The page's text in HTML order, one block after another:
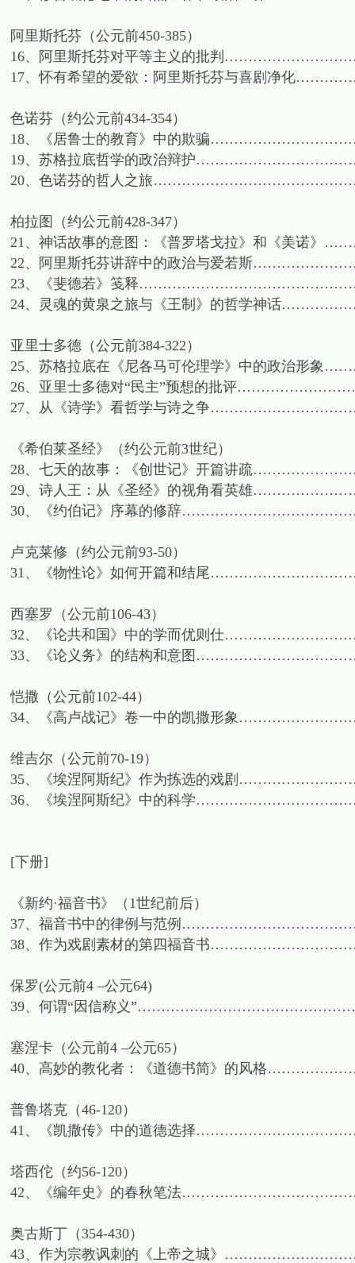
阿里斯托芬（公元前450-385）
16、阿里斯托芬对平等主义的批判
17、怀有希望的爱欲：阿里斯托芬与喜剧净化
色诺芬（约公元前434-354）
18、《居鲁士的教育》中的欺骗
19、苏格拉底哲学的政治辩护
20、色诺芬的哲人之旅
柏拉图（约公元前428-347）
21、神话故事的意图：《普罗塔戈拉》和《美
22、阿里斯托芬讲辞中的政治与爱若斯
23、《斐德若》笺释
24、灵魂的黄泉之旅与《王制》的哲学神话
亚里士多德（公元前384-322）
25、苏格拉底在《尼各马可伦理学》中的政治形
26、亚里士多德对“民主”预想的批评
27、从《诗学》看哲学与诗之争
《希伯莱圣经》（约公元前3世纪）
28、七天的故事：《创世记》开篇讲疏
29、诗人王：从《圣经》的视角看英雄
30、《约伯记》序幕的修辞
卢克莱修（约公元前93-50）
31、《物性论》如何开篇和结尾
西塞罗（公元前106-43）
32、《论共和国》中的学而优则仕
33、《论义务》的结构和意图
恺撒（公元前102-44）
34、《高卢战记》卷一中的凯撒形象
维吉尔（公元前70-19）
35、《埃涅阿斯纪》作为拣选的戏剧
36、《埃涅阿斯纪》中的科学
[下册]
《新约·福音书》（1世纪前后）
37、福音书中的律例与范例
38、作为戏剧素材的第四福音书
保罗(公元前4 –公元64)
39、何谓“因信称义
塞涅卡（公元前4 –公元65）
40、高妙的教化者：《道德书简》的风格
普鲁塔克（46-120）
41、《凯撒传》中的道德选择
塔西佗（约56-120）
42、《编年史》的春秋笔法
奥古斯丁（354-430）
43、作为宗教讽刺的《上帝之城》